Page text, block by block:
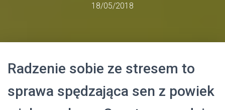
18/05/2018
Radzenie sobie ze stresem to
sprawa spędzająca sen z powiek